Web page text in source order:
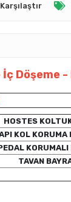
Karşılaştır
Döşeme -
HOSTES
KOL KORUMA
KORUMALI
TAVAN